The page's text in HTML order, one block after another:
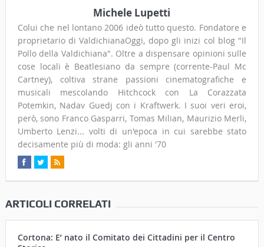
Michele Lupetti
Colui che nel lontano 2006 ideò tutto questo. Fondatore e
proprietario di ValdichianaOggi, dopo gli inizi col blog "Il
Pollo della Valdichiana". Oltre a dispensare opinioni sulle
cose locali è Beatlesiano da sempre (corrente-Paul Mc
Cartney), coltiva strane passioni cinematografiche e
musicali mescolando Hitchcock con La Corazzata
Potemkin, Nadav Guedj con i Kraftwerk. I suoi veri eroi,
però, sono Franco Gasparri, Tomas Milian, Maurizio Merli,
Umberto Lenzi... volti di un'epoca in cui sarebbe stato
decisamente più di moda: gli anni '70
ARTICOLI CORRELATI
Cortona: E’ nato il Comitato dei Cittadini per il Centro